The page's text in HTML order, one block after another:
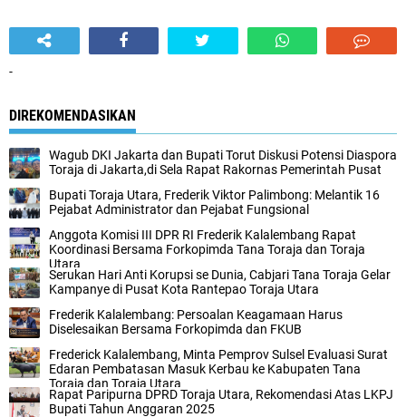
-
DIREKOMENDASIKAN
Wagub DKI Jakarta dan Bupati Torut Diskusi Potensi Diaspora
Toraja di Jakarta,di Sela Rapat Rakornas Pemerintah Pusat
Bupati Toraja Utara, Frederik Viktor Palimbong: Melantik 16
Pejabat Administrator dan Pejabat Fungsional
Anggota Komisi III DPR RI Frederik Kalalembang Rapat
Koordinasi Bersama Forkopimda Tana Toraja dan Toraja
Utara
Serukan Hari Anti Korupsi se Dunia, Cabjari Tana Toraja Gelar
Kampanye di Pusat Kota Rantepao Toraja Utara
Frederik Kalalembang: Persoalan Keagamaan Harus
Diselesaikan Bersama Forkopimda dan FKUB
Frederick Kalalembang, Minta Pemprov Sulsel Evaluasi Surat
Edaran Pembatasan Masuk Kerbau ke Kabupaten Tana
Toraja dan Toraja Utara
Rapat Paripurna DPRD Toraja Utara, Rekomendasi Atas LKPJ
Bupati Tahun Anggaran 2025